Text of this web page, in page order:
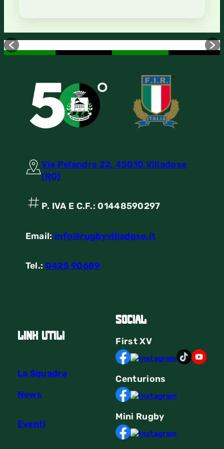
Via Pelandra 22, 45010 Villadose
(RO)
P. IVA E C.F.: 01448590297
Email: info@rugbyvilladose.it
Tel.: 0425 90689
link utili
La Squadra
News
Eventi
Social
FirstXV
Centurions
Mini Rugby